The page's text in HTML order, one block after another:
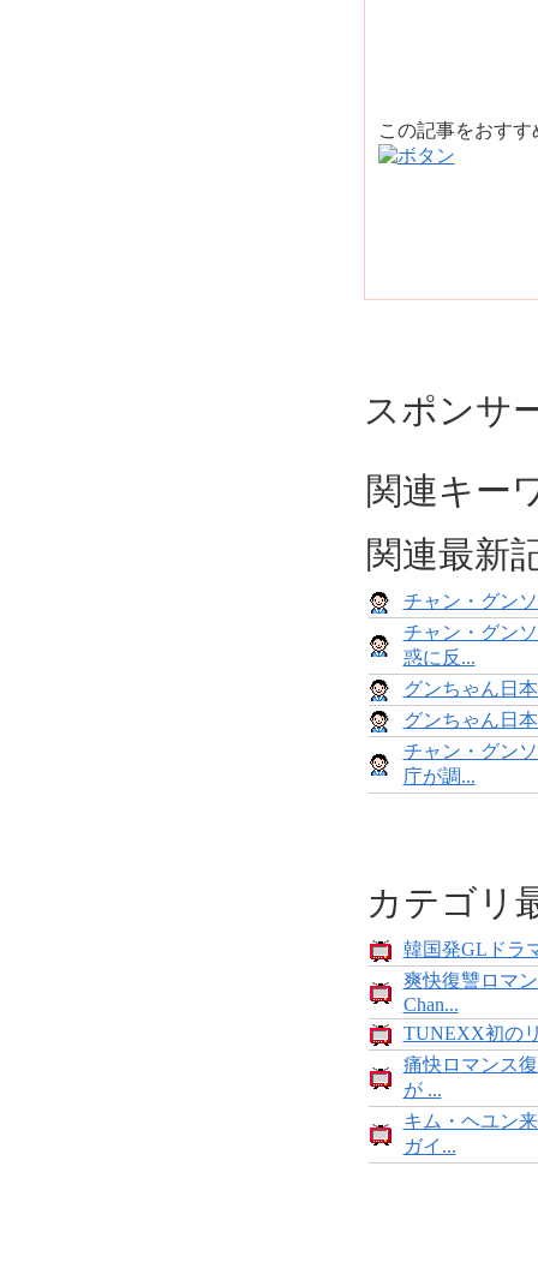
この記事をおす
スポンサ
関連キー
関連最新
チャン・グン
チャン・グン
惑に反...
グンちゃん日
グンちゃん日
チャン・グン
庁が調...
カテゴリ
韓国発GLドラ
爽快復讐ロマ
Chan...
TUNEXX初の
痛快ロマンス
が ...
キム・ヘユン
ガイ...